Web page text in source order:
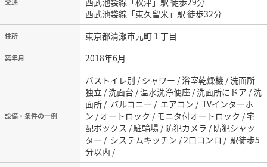
西武池袋線「東久留米」駅 徒歩32分
住所 東京都清瀬市元町１丁目
築年月 2018年6月
設備・条件の一例
バストイレ別 / シャワー / 浴室乾燥機 / 洗面所
独立 / 洗面台 / 温水洗浄便座 / 洗面所にドア / 洗
面所 / バルコニー / エアコン / TVインターホ
ン / オートロック / モニタ付オートロック / 宅
配ボックス / 駐輪場 / 防犯カメラ / 防犯シャッ
ター / システムキッチン / 2口コンロ / 駅徒歩5
分以内 /